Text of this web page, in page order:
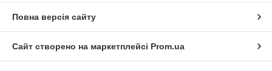
Повна версія сайту
Сайт створено на маркетплейсі Prom.ua